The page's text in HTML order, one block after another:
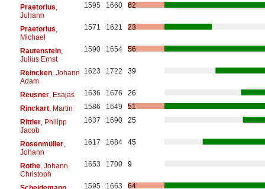
Praetorius
Johann
1595 1660 62
Praetorius
Michael
1571 1621 23
Rautenstein,
Julius Ernst
1590 1654 56
Reincken, Johann
Adam
1623 1722 39
Reusner, Esajas 1636 1676
26
Rinckart, Martin 1586 1649
51
Rittler, Philipp
Jacob
1637 1690 25
Rosenmüller,
Johann
1617 1684 45
Rothe, Johann
Christoph
1653 1700 9
1595 1663 64